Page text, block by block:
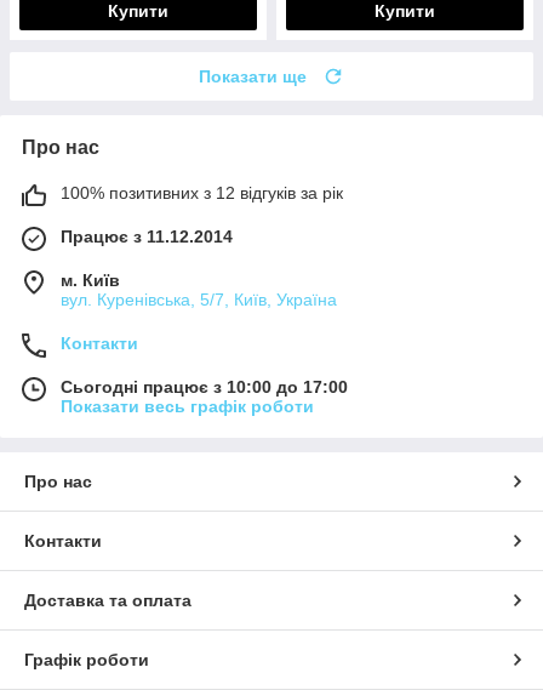
Купити Купити
Показати ще
Про нас
100% позитивних з 12 відгуків за рік
Працює з 11.12.2014
м. Київ
вул. Куренівська, 5/7, Київ, Україна
Контакти
Сьогодні працює з 10:00 до 17:00
Показати весь графік роботи
Про нас
Контакти
Доставка та оплата
Графік роботи